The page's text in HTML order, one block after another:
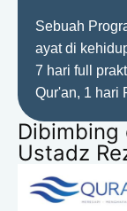
Sebuah
ayat di
7 hari full
Qur'an, 1 hari
Dibimbing
Ustadz